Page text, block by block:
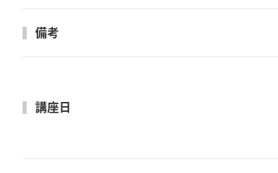
備考
講座日